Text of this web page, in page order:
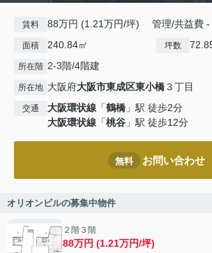
賃料 88万円 (1.21万円/坪) 管理/共益費 -
面積 240.84㎡ 坪数
所在階 2-3階/4階建
所在地 大阪府大阪市東成区東小橋３丁目
交通 大阪環状線 「鶴橋 」駅 徒歩2分
大阪環状線 「桃谷 」駅 徒歩12分
無料 お問い合わせ
オリオンビルの募集中物件
２階３階
88万円 (1.21万円/坪)